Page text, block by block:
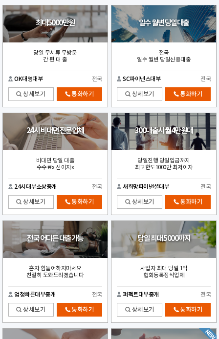
최대5000만원
당일 무서류 무방문
간 편 대 출
OK대영대부 전국
상세보기 통화하기
일수 월변 당일대출
전국
일수 월변 당일신용대출
SC파이낸스대부 전국
상세보기 통화하기
24시 비대면 전문업체
비대면 당일 대출
수수료x 선이자x
24시대부소상중개 전국
상세보기 통화하기
300대출시 월4만원대
당일진행 당일입금까지
최고한도1000만 최저이자
새희망파이낸셜대부 전국
상세보기 통화하기
전국 어디든 대출가능
혼자 힘들어하지마세요
친절히 도와드리겠습니다
엄청빠른대부중개 전국
상세보기 통화하기
당일 최대 5000까지
사업자 최대 당일 1억
협회등록정식업체
퍼펙트대부중개 전국
상세보기 통화하기